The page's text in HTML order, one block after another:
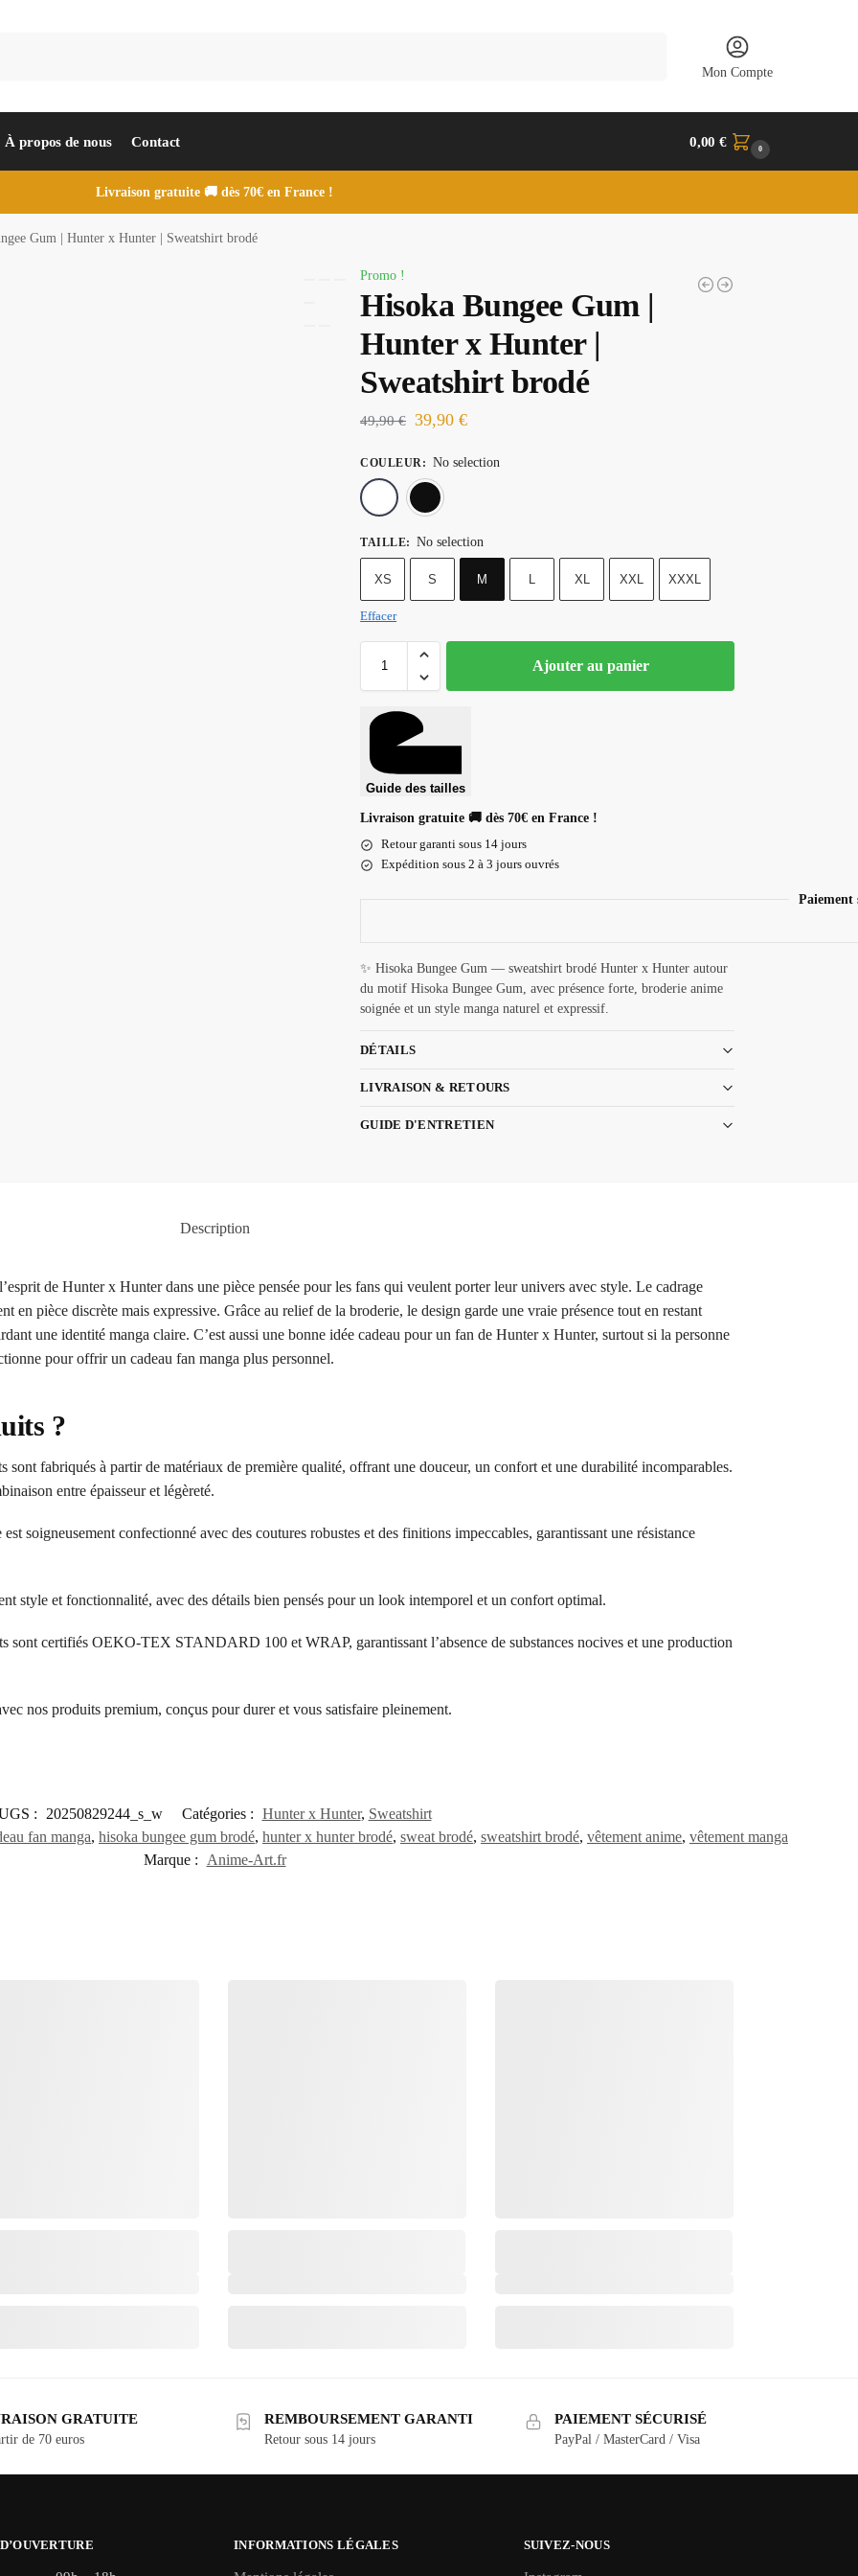
Mon Compte
À propos de nous Contact 0,00€ 0
Livraison gratuite 🚚 dès 70€ en France !
Gum | Hunter x Hunter | Sweatshirt brodé
Promo !
Hisoka Bungee Gum |
Hunter x Hunter |
Sweatshirt brodé
49,90€ 39,90€
COULEUR : No selection
TAILLE: No selection
XS S M L XL XXL XXXL
Effacer
Ajouter au panier
Guide des tailles
Livraison gratuite 🚚 dès 70€ en France !
Retour garanti sous 14 jours
Expédition sous 2 à 3 jours ouvrés
Paiement
✨ Hisoka Bungee Gum — sweatshirt brodé Hunter x Hunter autour
du motif Hisoka Bungee Gum, avec présence forte, broderie anime
soignée et un style manga naturel et expressif.
DÉTAILS
LIVRAISON & RETOURS
GUIDE D'ENTRETIEN
Description
de Hunter x Hunter dans une pièce pensée pour les fans qui veulent porter leur univers avec style. Le cadrage
en pièce discrète mais expressive. Grâce au relief de la broderie, le design garde une vraie présence tout en restant
une identité manga claire. C’est aussi une bonne idée cadeau pour un fan de Hunter x Hunter, surtout si la personne
pour offrir un cadeau fan manga plus personnel.
?
sont fabriqués à partir de matériaux de première qualité, offrant une douceur, un confort et une durabilité incomparables.
entre épaisseur et légèreté.
soigneusement confectionné avec des coutures robustes et des finitions impeccables, garantissant une résistance
style et fonctionnalité, avec des détails bien pensés pour un look intemporel et un confort optimal.
sont certifiés OEKO-TEX STANDARD 100 et WRAP, garantissant l’absence de substances nocives et une production
nos produits premium, conçus pour durer et vous satisfaire pleinement.
: 20250829244_s_w Catégories : Hunter x Hunter, Sweatshirt
fan manga, hisoka bungee gum brodé, hunter x hunter brodé, sweat brodé, sweatshirt brodé, vêtement anime, vêtement manga
Marque :
Anime-Art.fr
GRATUITE
de 70 euros
REMBOURSEMENT GARANTI
Retour sous 14 jours
PAIEMENT SÉCURISÉ
PayPal / MasterCard / Visa
INFORMATIONS LÉGALES SUIVEZ-NOUS